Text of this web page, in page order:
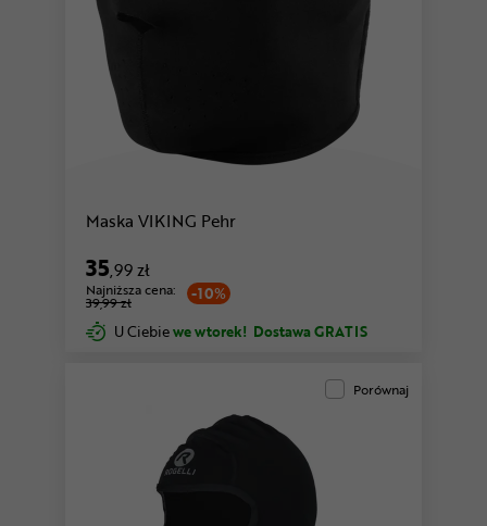
Maska VIKING Pehr
35,99 zł
-10%
Najniższa cena:
39,99 zł
U Ciebiewe wtorek! Dostawa GRATIS
Porównaj